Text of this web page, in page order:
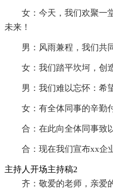
女：今天，我们欢聚一
未来！
男：风雨兼程，我们共
女：我们踏平坎坷，创
男：我们难以忘怀：希
女：有全体同事的辛勤
合：在此向全体同事致
合：现在我们宣布xx企
主持人开场主持稿2
齐：敬爱的老师，亲爱